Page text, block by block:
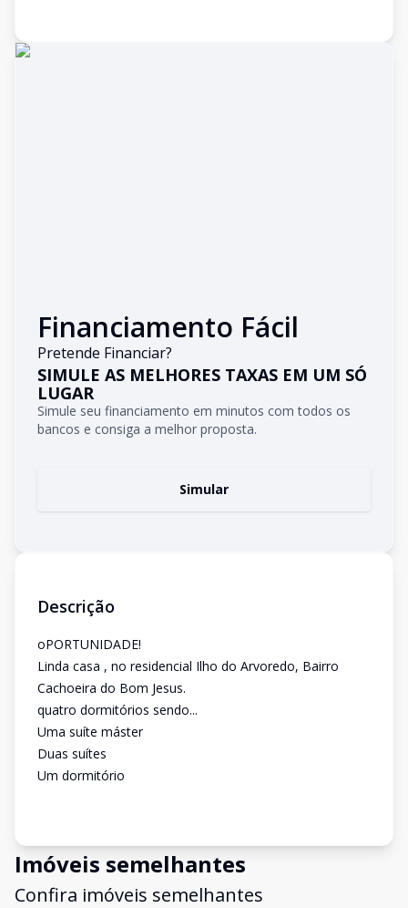
Financiamento Fácil
Pretende Financiar?
SIMULE AS MELHORES TAXAS EM UM SÓ
LUGAR
Simule seu financiamento em minutos com todos os
bancos e consiga a melhor proposta.
Simular
Descrição
oPORTUNIDADE!
Linda casa , no residencial Ilho do Arvoredo, Bairro
Cachoeira do Bom Jesus.
quatro dormitórios sendo...
Uma suíte máster
Duas suítes
Um dormitório
Imóveis semelhantes
Confira imóveis semelhantes